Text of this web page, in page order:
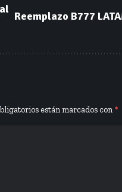
Reemplazo B777
están marcados con *